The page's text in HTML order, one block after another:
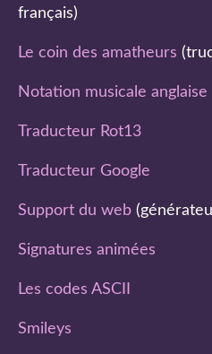
français)
Le coin des amatheurs
Notation musicale anglaise
Traducteur Rot13
Traducteur Google
Support du web
Signatures animées
Les codes ASCII
Smileys